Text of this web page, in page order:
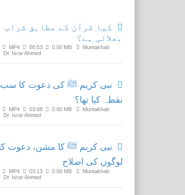
کیا قرآن کے مطابق شراب
بھلائی ہے؟
MP4 00:53 0.00 MB
Muntakhab
Dr. Israr Ahmed
نبی کریم ﷺ کی دعوت کا
نقطہ کیا تھا؟
MP4 03:08 0.00 MB
Muntakhab
Dr. Israr Ahmed
نبی کریم ﷺ کا مشن، دعوت کا
لوگوں کی اصلاح
MP4 03:13 0.00 MB
Muntakhab
Dr. Israr Ahmed